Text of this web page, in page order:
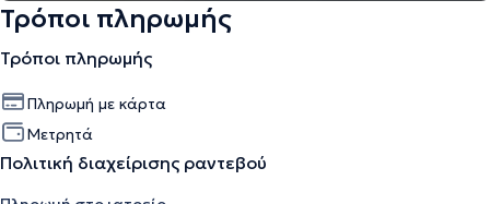
Τρόποι πληρωμής
Τρόποι πληρωμής
Πληρωμή με κάρτα
Μετρητά
Πολιτική διαχείρισης ραντεβού